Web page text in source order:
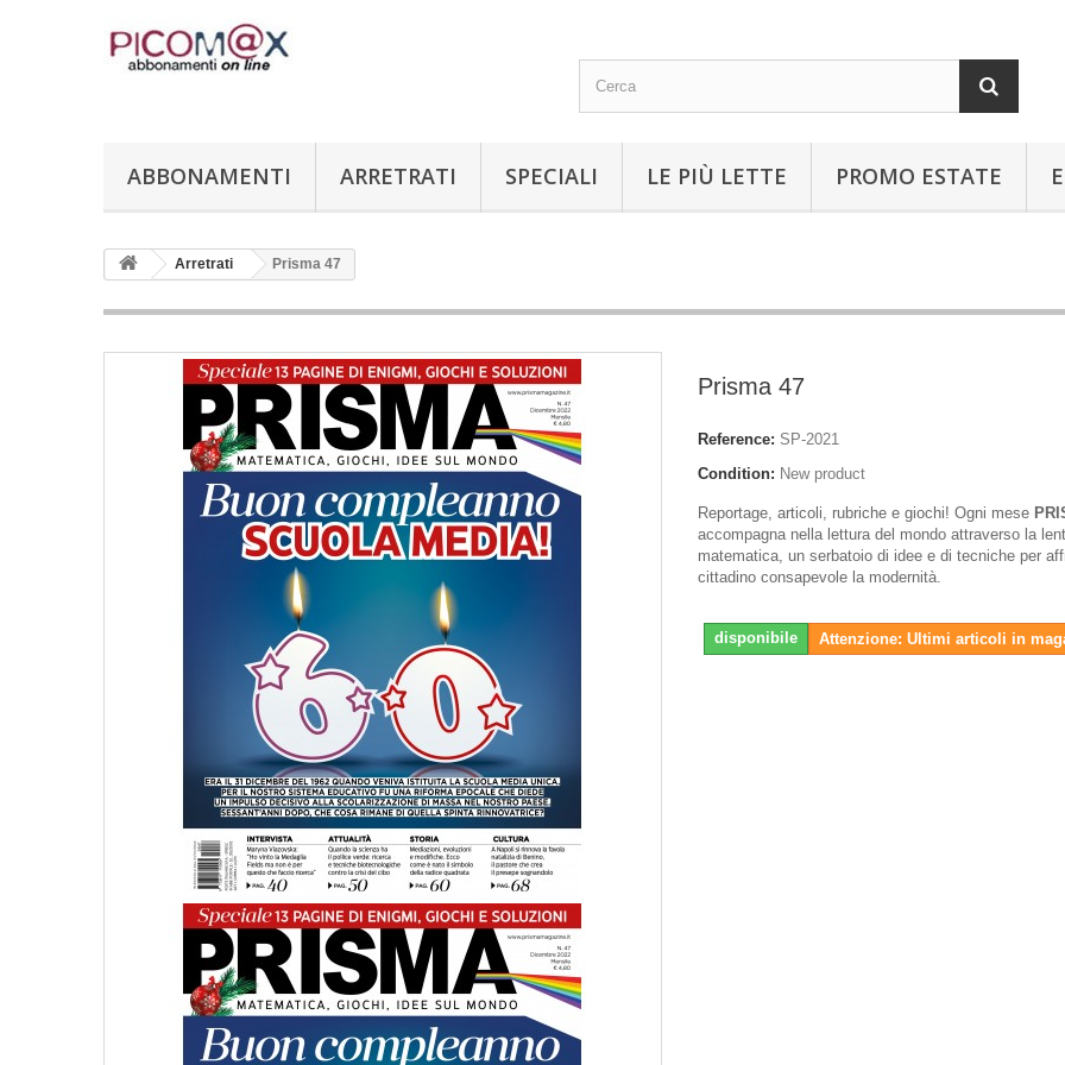
ABBONAMENTI ARRETRATI SPECIALI LE PIÙ LETTE PROMO ESTATE
Arretrati Prisma 47
Prisma 47
Reference: SP-2021
Condition: New product
Reportage, articoli, rubriche e giochi! Ogni mese
accompagna nella lettura del mondo attraverso la
matematica, un serbatoio di idee e di tecniche per
cittadino consapevole la modernità.
disponibile Attenzione: Ultimi articoli in